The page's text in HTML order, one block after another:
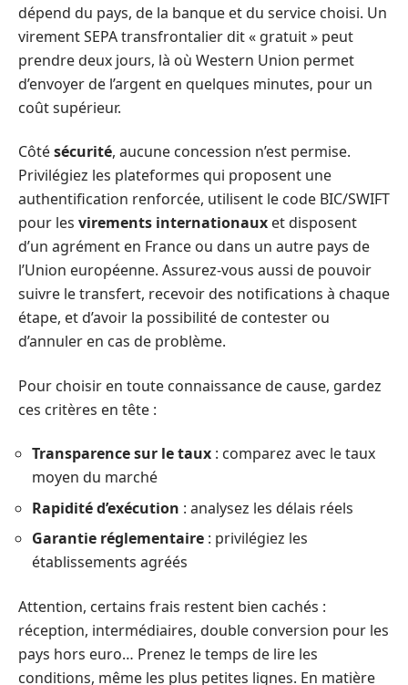
dépend du pays, de la banque et du service choisi. Un
virement SEPA transfrontalier dit « gratuit » peut
prendre deux jours, là où Western Union permet
d’envoyer de l’argent en quelques minutes, pour un
coût supérieur.
Côtésécurité, aucune concession n’est permise.
Privilégiez les plateformes qui proposent une
authentification renforcée, utilisent le code BIC/SWIFT
pour les virements internationaux et disposent
d’un agrément en France ou dans un autre pays de
l’Union européenne. Assurez-vous aussi de pouvoir
suivre le transfert, recevoir des notifications à chaque
étape, et d’avoir la possibilité de contester ou
d’annuler en cas de problème.
Pour choisir en toute connaissance de cause, gardez
ces critères en tête :
Transparence sur le taux : comparez avec le taux
moyen du marché
Rapidité d’exécution : analysez les délais réels
Garantie réglementaire : privilégiez les
établissements agréés
Attention, certains frais restent bien cachés :
réception, intermédiaires, double conversion pour les
pays hors euro… Prenez le temps de lire les
conditions, même les plus petites lignes. En matière